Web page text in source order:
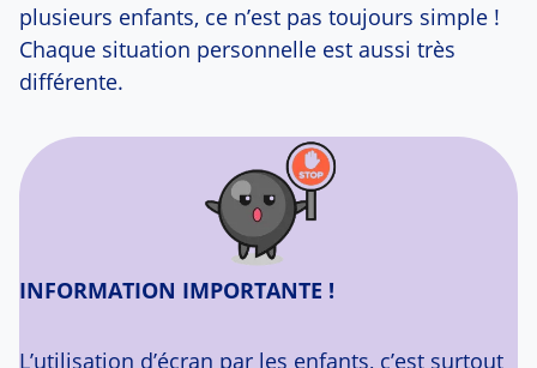
plusieurs enfants, ce n’est pas toujours simple !
Chaque situation personnelle est aussi très
différente.
INFORMATION IMPORTANTE !
L’utilisation d’écran par les enfants, c’est surtout